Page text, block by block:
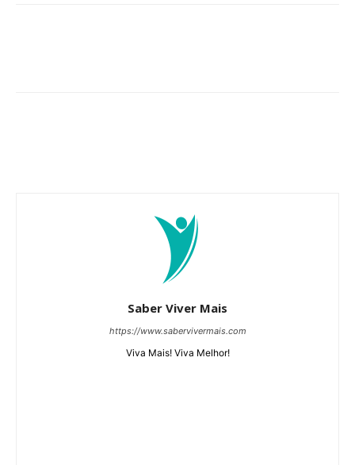
Saber Viver Mais
https://www.sabervivermais.com
Viva Mais! Viva Melhor!